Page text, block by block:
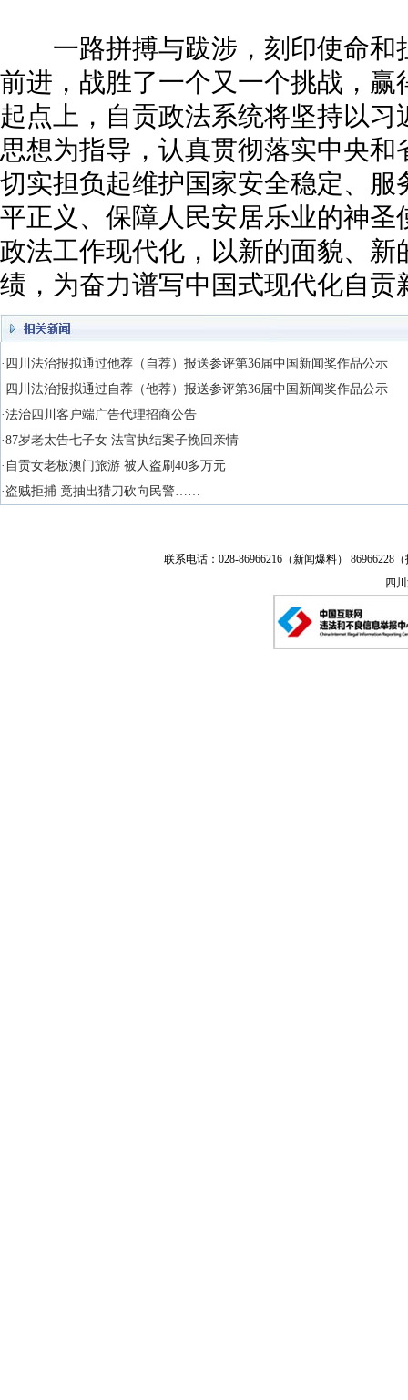
一路拼搏与跋涉，刻印使命和
前进，战胜了一个又一个挑战，
起点上，自贡政法系统将坚持以
思想为指导，认真贯彻落实中央
切实担负起维护国家安全稳定、
平正义、保障人民安居乐业的神
政法工作现代化，以新的面貌、
绩，为奋力谱写中国式现代化自贡
·四川法治报拟通过他荐（自荐）报送参评第36届中国新闻奖作品公示
·四川法治报拟通过自荐（他荐）报送参评第36届中国新闻奖作品公示
·法治四川客户端广告代理招商公告
·87岁老太告七子女 法官执结案子挽回亲情
·自贡女老板澳门旅游 被人盗刷40多万元
·盗贼拒捕 竟抽出猎刀砍向民警……
联系电话：028-86966216（新闻爆料） 86966228
四